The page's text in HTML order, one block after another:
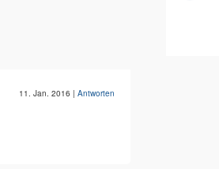
11. Jan. 2016 | Antworten